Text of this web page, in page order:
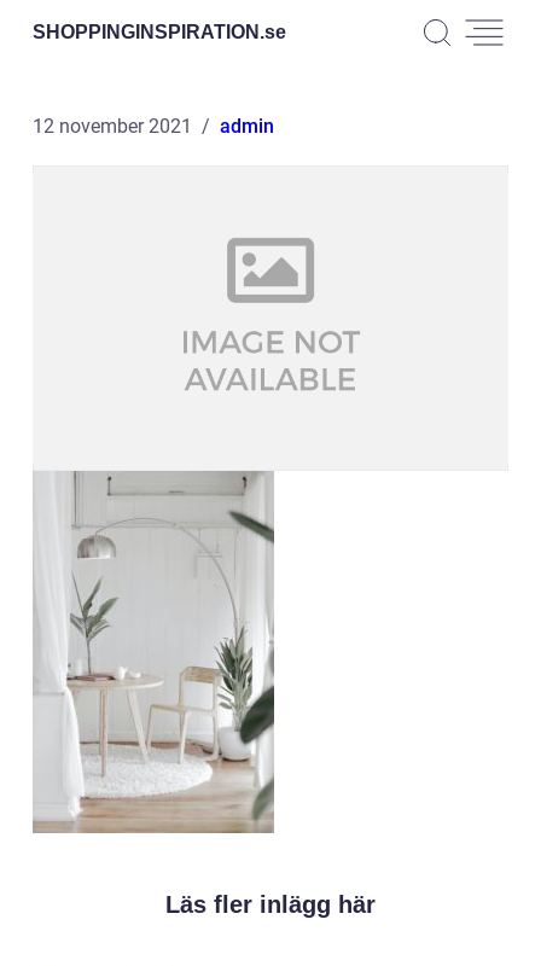
SHOPPINGINSPIRATION.se
12 november 2021 admin
Läs fler inlägg här